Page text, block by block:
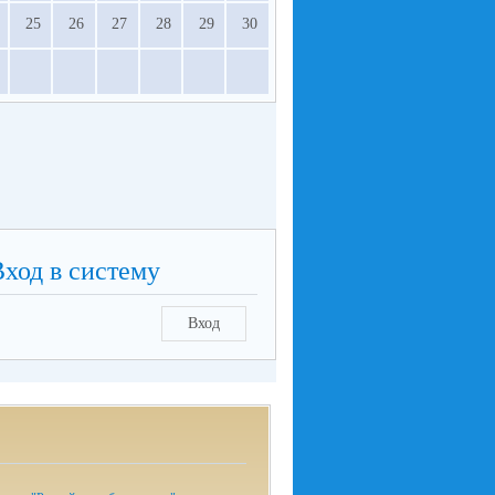
25 26 27 28 29 30
в систему
Вход